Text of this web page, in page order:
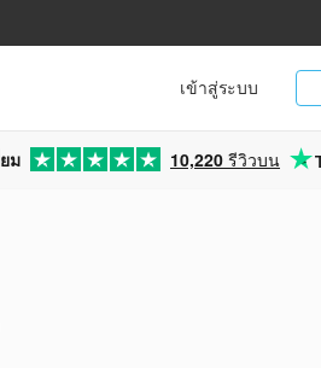
เข้าสู่ระบบ
ม 10,220 รีวิวบน